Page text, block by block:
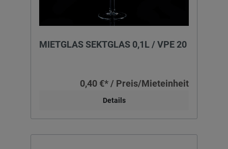
MIETGLAS SEKTGLAS 0,1L / VPE 20
0,40 €* / Preis/Mieteinheit
Details